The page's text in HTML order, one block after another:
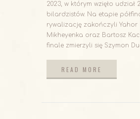
2023, w którym wzięło udział
bilardzistów. Na etapie
rywalizację zakończyli Yahor
Mikheyenka oraz Bartosz
finale zmierzyli się Szymon
READ MORE